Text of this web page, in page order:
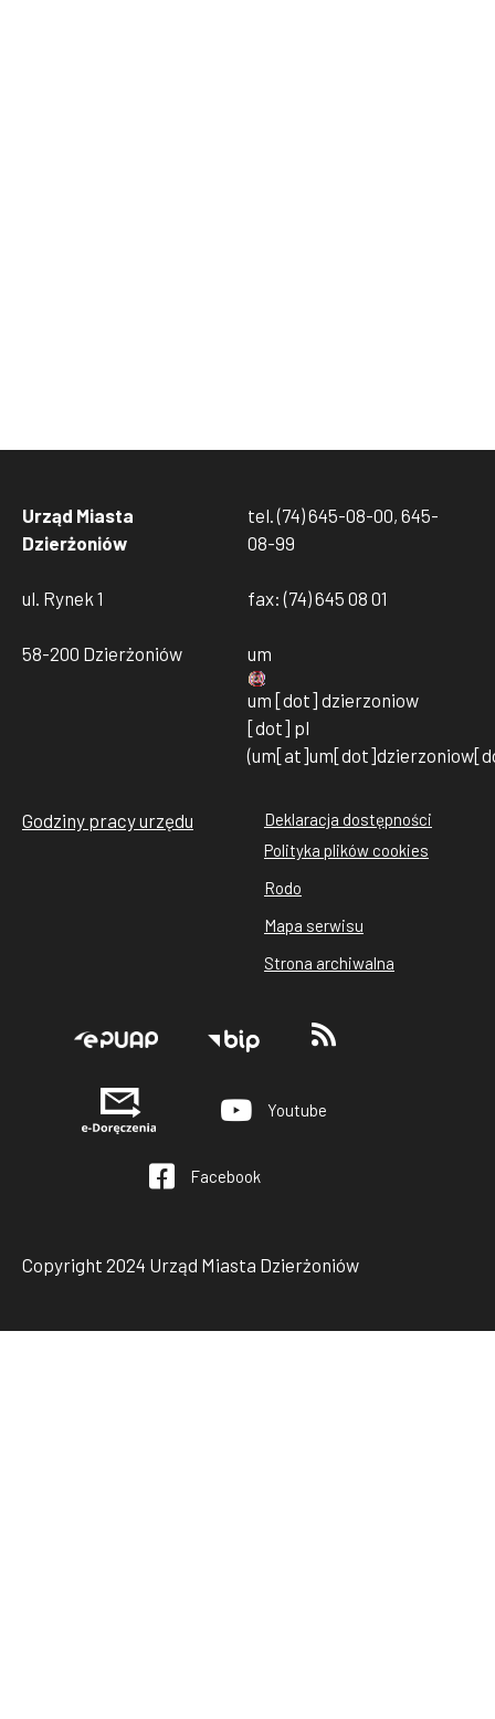
Urząd Miasta
Dzierżoniów
ul. Rynek 1
58-200 Dzierżoniów
tel. (74) 645-08-00, 645-
08-99
fax: (74) 645 08 01
um
um [dot] dzierzoniow
[dot] pl
Godziny pracy urzędu
Stopka
rodo
cookies
Deklaracja dostępności
Polityka plików cookies
Rodo
Mapa serwisu
Strona archiwalna
Stopka
Youtube
Facebook
Copyright 2024 Urząd Miasta Dzierżoniów